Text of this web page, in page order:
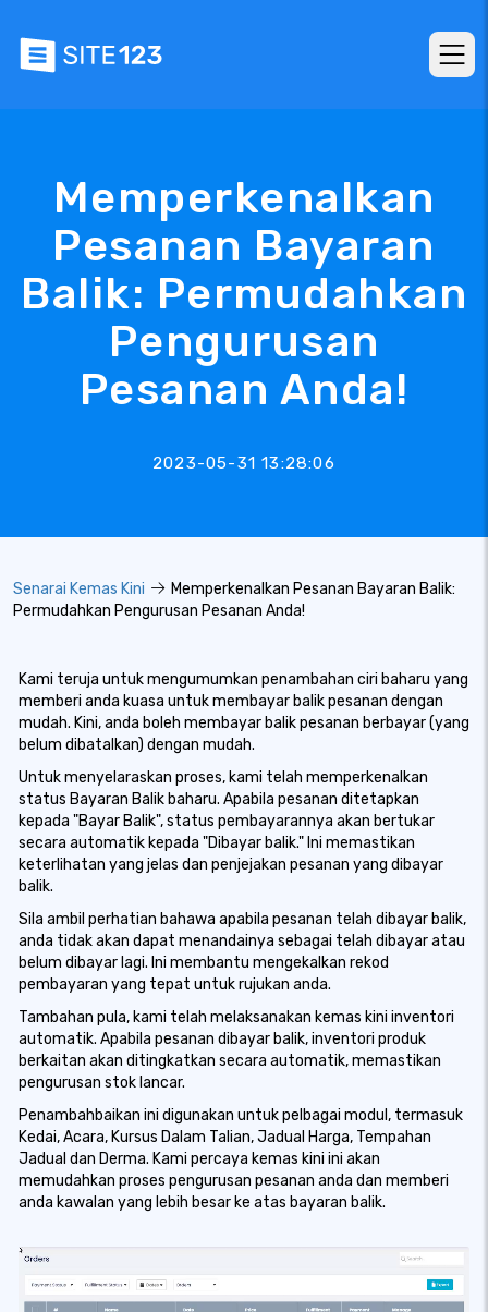
Memperkenalkan
Pesanan Bayaran
Balik: Permudahkan
Pengurusan
Pesanan Anda!
2023-05-31 13:28:06
Senarai Kemas Kini
Memperkenalkan Pesanan Bayaran Balik:
Permudahkan Pengurusan Pesanan Anda!
Kami teruja untuk mengumumkan penambahan ciri baharu yang
memberi anda kuasa untuk membayar balik pesanan dengan
mudah. Kini, anda boleh membayar balik pesanan berbayar (yang
belum dibatalkan) dengan mudah.
Untuk menyelaraskan proses, kami telah memperkenalkan
status Bayaran Balik baharu. Apabila pesanan ditetapkan
kepada "Bayar Balik", status pembayarannya akan bertukar
secara automatik kepada "Dibayar balik." Ini memastikan
keterlihatan yang jelas dan penjejakan pesanan yang dibayar
balik.
Sila ambil perhatian bahawa apabila pesanan telah dibayar balik,
anda tidak akan dapat menandainya sebagai telah dibayar atau
belum dibayar lagi. Ini membantu mengekalkan rekod
pembayaran yang tepat untuk rujukan anda.
Tambahan pula, kami telah melaksanakan kemas kini inventori
automatik. Apabila pesanan dibayar balik, inventori produk
berkaitan akan ditingkatkan secara automatik, memastikan
pengurusan stok lancar.
Penambahbaikan ini digunakan untuk pelbagai modul, termasuk
Kedai, Acara, Kursus Dalam Talian, Jadual Harga, Tempahan
Jadual dan Derma. Kami percaya kemas kini ini akan
memudahkan proses pengurusan pesanan anda dan memberi
anda kawalan yang lebih besar ke atas bayaran balik.